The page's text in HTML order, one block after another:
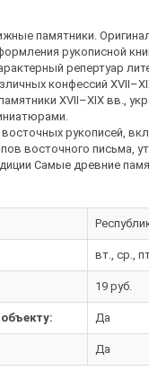
памятники.
рукописной
репертуар
конфессий
XVII–XIX вв.,
рукописей,
восточного письма,
Самые древние
вт., ср.,
19 руб.
Да
Да